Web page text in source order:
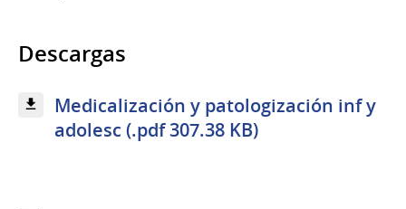
Descargas
Medicalización y patologización inf y
adolesc (.pdf 307.38 KB)